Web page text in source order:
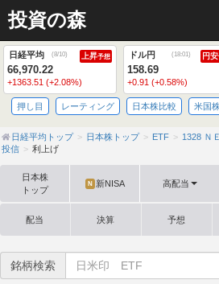
投資の森
日経平均 (8/10) 上昇予想
66,970.22
+1363.51 (+2.08%)
ドル円 (18:01) 円安
158.69
+0.91 (+0.58%)
押し目 レーティング 日本株比較 米国
日経平均トップ 日本株トップ ETF
1328 Ｎ
投信
利上げ
日本株
トップ
N 新NISA 高配当
配当 決算 予想
銘柄検索